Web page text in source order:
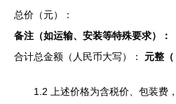
总价（元）：
备注（如运输、安装等特殊要求）：
合计总金额（人民币大写）：
元整（
1.2 上述价格为含税价、包装费